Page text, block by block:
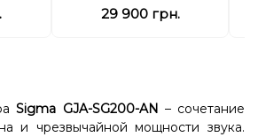
29 900 грн.
Sigma GJA-SG200-AN – сочетание
и чрезвычайной мощности звука.